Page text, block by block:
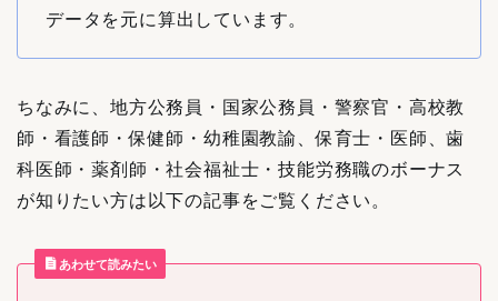
データを元に算出しています。
ちなみに、地方公務員・国家公務員・警察官・高校教
師・看護師・保健師・幼稚園教諭、保育士・医師、歯
科医師・薬剤師・社会福祉士・技能労務職のボーナス
が知りたい方は以下の記事をご覧ください。
あわせて読みたい